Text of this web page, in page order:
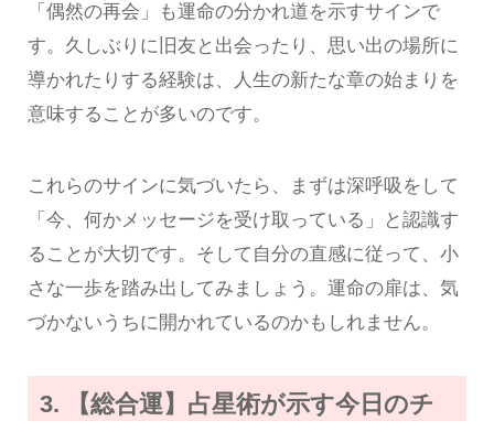
「偶然の再会」も運命の分かれ道を示すサインで
す。久しぶりに旧友と出会ったり、思い出の場所に
導かれたりする経験は、人生の新たな章の始まりを
意味することが多いのです。
これらのサインに気づいたら、まずは深呼吸をして
「今、何かメッセージを受け取っている」と認識す
ることが大切です。そして自分の直感に従って、小
さな一歩を踏み出してみましょう。運命の扉は、気
づかないうちに開かれているのかもしれません。
3. 【総合運】占星術が示す今日のチ